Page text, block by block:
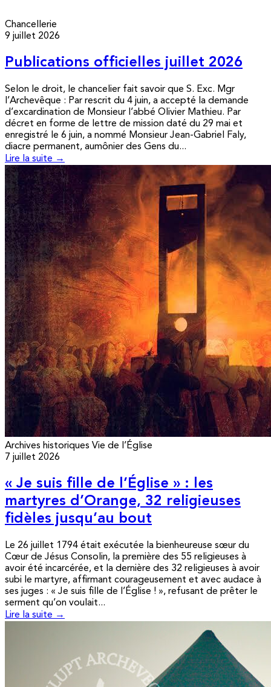
Chancellerie
9 juillet 2026
Publications officielles juillet 2026
Selon le droit, le chancelier fait savoir que S. Exc. Mgr
l’Archevêque : Par rescrit du 4 juin, a accepté la demande
d’excardination de Monsieur l’abbé Olivier Mathieu. Par
décret en forme de lettre de mission daté du 29 mai et
enregistré le 6 juin, a nommé Monsieur Jean-Gabriel Faly,
diacre permanent, aumônier des Gens du...
Lire la suite →
Archives historiques Vie de l’Église
7 juillet 2026
« Je suis fille de l’Église » : les
martyres d’Orange, 32 religieuses
fidèles jusqu’au bout
Le 26 juillet 1794 était exécutée la bienheureuse sœur du
Cœur de Jésus Consolin, la première des 55 religieuses à
avoir été incarcérée, et la dernière des 32 religieuses à avoir
subi le martyre, affirmant courageusement et avec audace à
ses juges : « Je suis fille de l’Église ! », refusant de prêter le
serment qu’on voulait...
Lire la suite →